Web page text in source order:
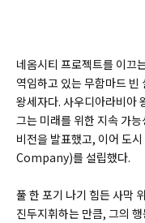
네옴시티 프로젝트를 이끄
역임하고 있는 무함마드 빈
왕세자다. 사우디아라비아
그는 미래를 위한 지속 가
비전을 발표했고, 이어 도
Company)를 설립했다.
풀 한 포기 나기 힘든 사막
진두지휘하는 만큼, 그의